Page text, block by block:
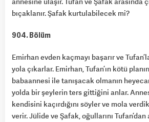
bıçaklanır. Şafak kurtulabilecek mi?
904. Bölüm
Emirhan evden kaçmayı başarır ve
yola çıkarlar. Emirhan, Tufan’ın kötü
babaannesi ile tanışacak olmanın
yolda bir şeylerin ters gittiğini anlar.
kendisini kaçırdığını söyler ve mola
verir. Jülide ve Şafak, oğullarını